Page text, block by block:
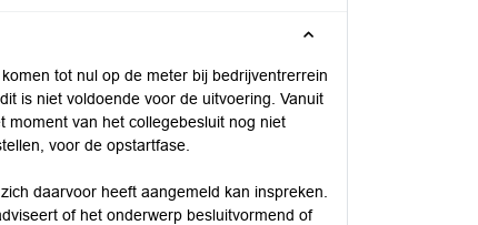
tot nul op de meter bij bedrijventrerrein
is niet voldoende voor de uitvoering. Vanuit
moment van het collegebesluit nog niet
voor de opstartfase.
daarvoor heeft aangemeld kan inspreken.
of het onderwerp besluitvormend of